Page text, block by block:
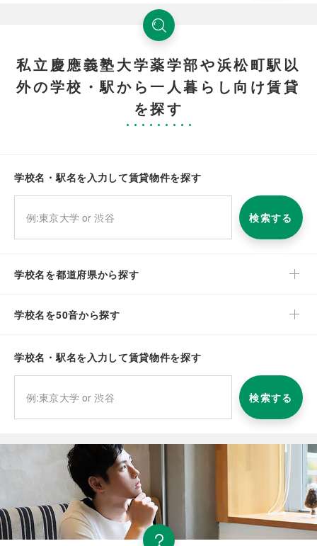
私立慶應義塾大学薬学部や浜松町駅以
外の学校・駅から一人暮らし向け賃貸
を探す
学校名・駅名を入力して賃貸物件を探す
検索する
学校名を都道府県から探す
学校名を50音から探す
学校名・駅名を入力して賃貸物件を探す
検索する